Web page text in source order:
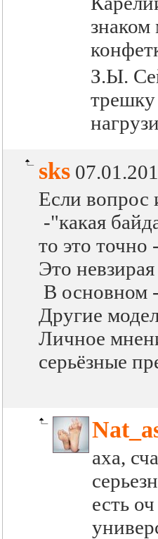
знаком
З.Ы.
sks
Если вопрос
-"какая
то это
Это
В основном
Другие
Личное
серьёзные
аха,
есть